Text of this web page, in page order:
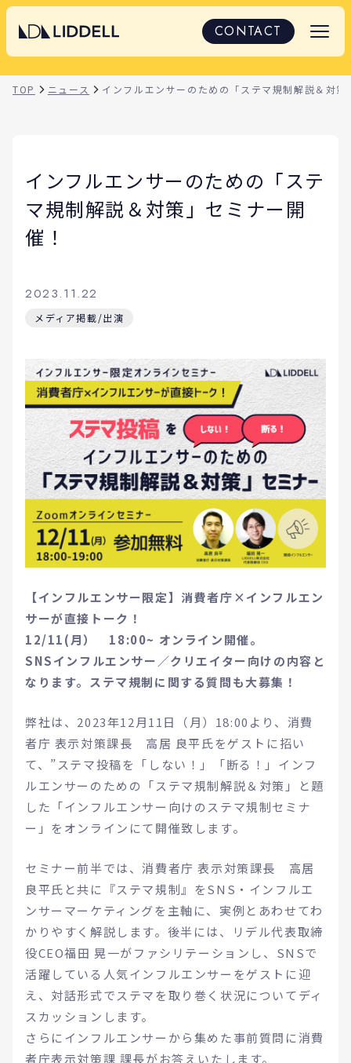
CONTACT
TOP ニュース インフルエンサーのための「ステマ規制解説＆対
インフルエンサーのための「ステ
マ規制解説＆対策」セミナー開
催！
2023.11.22
メディア掲載/出演
【インフルエンサー限定】消費者庁×インフルエン
サーが直接トーク！
12/11(月） 18:00~ オンライン開催。
SNSインフルエンサー／クリエイター向けの内容と
なります。ステマ規制に関する質問も大募集！
弊社は、2023年12月11日（月）18:00より、消費
者庁 表示対策課長 高居 良平氏をゲストに招い
て、”ステマ投稿を「しない！」「断る！」インフ
ルエンサーのための「ステマ規制解説＆対策」と題
した「インフルエンサー向けのステマ規制セミナ
ー」をオンラインにて開催致します。
セミナー前半では、消費者庁 表示対策課長 高居
良平氏と共に『ステマ規制』をSNS・インフルエ
ンサーマーケティングを主軸に、実例とあわせてわ
かりやすく解説します。後半には、リデル代表取締
役CEO福田 晃一がファシリテーションし、SNSで
活躍している人気インフルエンサーをゲストに迎
え、対話形式でステマを取り巻く状況についてディ
スカッションします。
さらにインフルエンサーから集めた事前質問に消費
者庁表示対策課 課長がお答えいたします。